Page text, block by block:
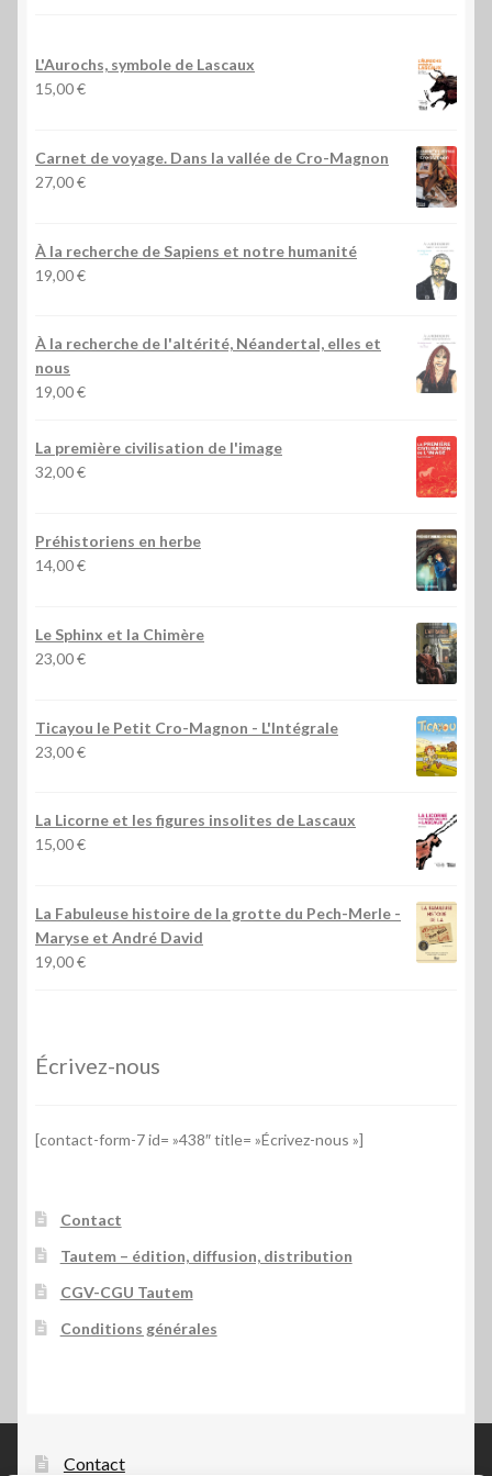
L'Aurochs, symbole de Lascaux
15,00€
Carnet de voyage. Dans la vallée de Cro-Magnon
27,00€
À la recherche de Sapiens et notre humanité
19,00€
À la recherche de l'altérité, Néandertal, elles et
nous
19,00€
La première civilisation de l'image
32,00€
Préhistoriens en herbe
14,00€
Le Sphinx et la Chimère
23,00€
Ticayou le Petit Cro-Magnon - L'Intégrale
23,00€
La Licorne et les figures insolites de Lascaux
15,00€
La Fabuleuse histoire de la grotte du Pech-Merle -
Maryse et André David
19,00€
Écrivez-nous
[contact-form-7 id= »438″ title= »Écrivez-nous »]
Contact
Tautem – édition, diffusion, distribution
CGV-CGU Tautem
Conditions générales
Contact